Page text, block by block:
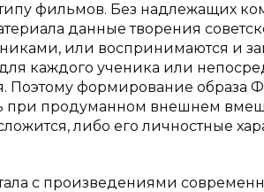
фильмов. Без надлежащих
данные творения
или воспринимаются и
каждого ученика или
Поэтому формирование образа
продуманном внешнем
либо его личностные
с произведениями